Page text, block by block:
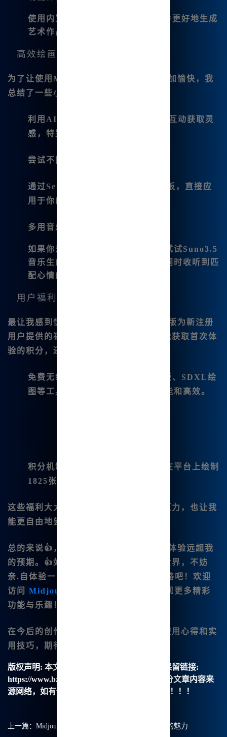
使用内置的 MJ提词器，来帮助新手更好地生成
艺术作品。
高效绘画的小技巧
为了让使用Midjourney中文版的体验更加愉快，我
总结了一些小技巧：
利用AI对话功能
：可以通过和AI的互动获取灵
感，特别适合创作前期的构思。
尝试不同的风格
通过Serf风格库，选择1800多种模板，直接应
用于你的作品，省去设置时间。
多用音乐生成功能
如果你是喜欢音乐的创作者，可以试试Suno3.5
音乐生成功能，这样可以在绘画的同时收听到匹
配心情的音乐，提升创作状态。
用户福利
最让我感到惊喜的是，Midjourney中文版为新注册
用户提供的福利！通过注册后，我不仅能获取首次体
验的积分，还能无限次使用多种功能：
免费无续费使用
：如GPT-4O增强版、SDXL绘
图等工具，让我的创作过程更加智能和高效。
积分机制
：一年的积分可以支持我在平台上绘制
1825张图，无需额外付费。
这些福利大大降低了我在创作中的经济压力，也让我
能更自由地尝试不同的创作风格。
总的来说👍，Midjourney中文版的使用体验远超我
的预期。👍如果你也想加入这个创作的世界，不妨
亲.自体验一下，去探索你自己的艺术之路吧！欢迎
访问 Midjourney中文版官网
，一起发现更多精彩
功能与乐趣！
在今后的创作过程中，我会再分享更多使用心得和实
用技巧，期待与你们的共同成长！
版权声明: 本文由【B族智能】原创，转载请保留链接:
https://www.bzu.cn/news/show/5028.html，部分文章内容来
源网络，如有侵权请联系我们删除处理。谢谢！！！
上一篇： Midjourney入门：探索Midjourney中文绘画的魅力